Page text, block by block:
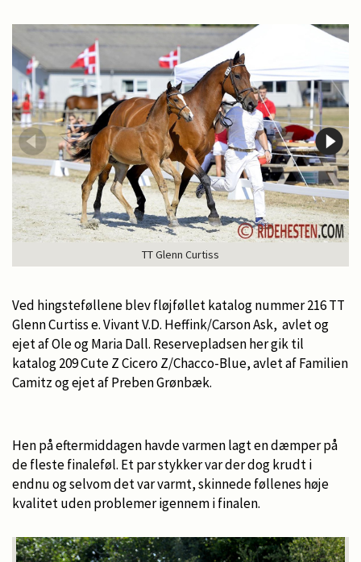
TT Glenn Curtiss
Ved hingsteføllene blev fløjføllet katalog nummer 216 TT
Glenn Curtiss e. Vivant V.D. Heffink/Carson Ask, avlet og
ejet af Ole og Maria Dall. Reservepladsen her gik til
katalog 209 Cute Z Cicero Z/Chacco-Blue, avlet af Familien
Camitz og ejet af Preben Grønbæk.
Hen på eftermiddagen havde varmen lagt en dæmper på
de fleste finaleføl. Et par stykker var der dog krudt i
endnu og selvom det var varmt, skinnede føllenes høje
kvalitet uden problemer igennem i finalen.